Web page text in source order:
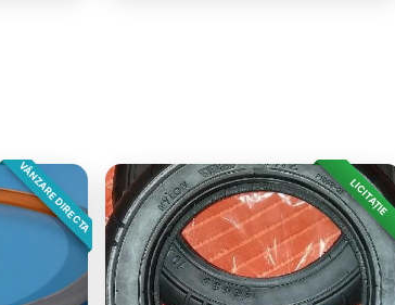
VÂNZARE DIRECTA LICITAȚIE